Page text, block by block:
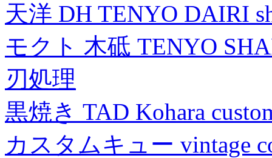
天洋 DH TENYO DAIRI
モクト 木砥 TENYO
刃処理
黒焼き TAD Kohara
カスタムキュー vintage